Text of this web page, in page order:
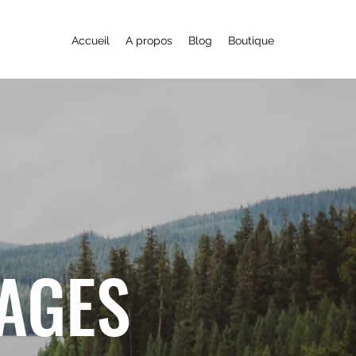
Accueil A propos Blog Boutique